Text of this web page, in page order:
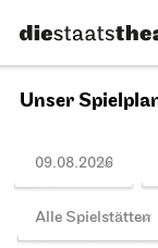
Spielplan
Festival
14.11.2026